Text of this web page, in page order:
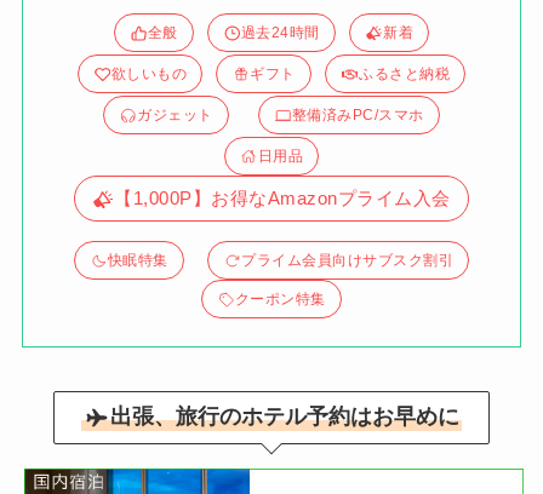
全般 過去24時間 新着
欲しいもの ギフト ふるさと納税
ガジェット 整備済みPC/スマホ
日用品
【1,000P】お得なAmazonプライム入会
快眠特集 プライム会員向けサブスク割引
クーポン特集
出張、旅行のホテル予約はお早めに